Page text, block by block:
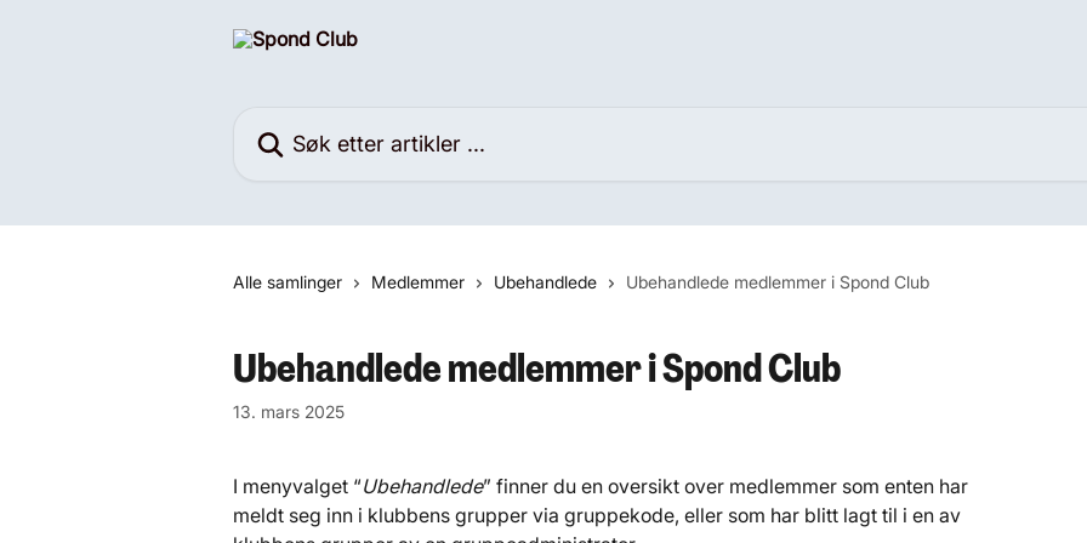
Alle samlinger Medlemmer Ubehandlede Ubehandlede medlemmer i Spond Club
Ubehandlede medlemmer i Spond Club
13. mars 2025
I menyvalget “Ubehandlede” finner du en oversikt over medlemmer som enten har
meldt seg inn i klubbens grupper via gruppekode, eller som har blitt lagt til i en av